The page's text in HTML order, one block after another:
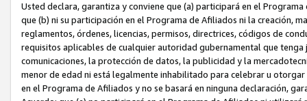
Usted declara, garantiza y conviene que (a) participará en el
que (b) ni su participación en el Programa de Afiliados ni la creación,
reglamentos, órdenes, licencias, permisos, directrices, códigos de
requisitos aplicables de cualquier autoridad gubernamental que
comunicaciones, la protección de datos, la publicidad y la
menor de edad ni está legalmente inhabilitado para celebrar u
en el Programa de Afiliados y no se basará en ninguna declaración,